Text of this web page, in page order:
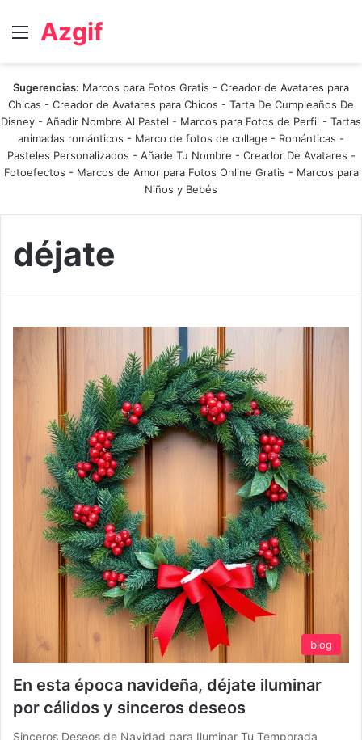
Menú
Azgif
Sugerencias: Marcos para Fotos Gratis - Creador de Avatares para
Chicas - Creador de Avatares para Chicos - Tarta De Cumpleaños De
Disney - Añadir Nombre Al Pastel - Marcos para Fotos de Perfil - Tartas
animadas románticos - Marco de fotos de collage - Románticas -
Pasteles Personalizados - Añade Tu Nombre - Creador De Avatares -
Fotoefectos - Marcos de Amor para Fotos Online Gratis - Marcos para
Niños y Bebés
déjate
blog
En esta época navideña, déjate iluminar
por cálidos y sinceros deseos
Sinceros Deseos de Navidad para Iluminar Tu Temporada